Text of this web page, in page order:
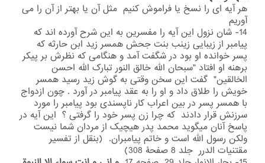
هر آیه ای را نسخ یا فراموش کنیم مثل آن یا بهتر از آن را می
آوریم
14- شان نزول این آیه را مفسرین به این شرح آورده اند که
پیامبر از زیبایی زینب بنت جحش همسر زید ابن حارثه که
پسر خوانده او بود در شگفت آمد و هنگامی که نظرش بر پیکر
برهنه او افتاد "سبحان الله خالق النور تبارک الله احسن
الخالقین" گفت این سخن وقتی به گوش زید رسید همسر
خویش را طلاق داد و او را به عقد پیامبر در آورد . چون ازدواج
با همسر پسر در بین اعراب کار ناپسندی بود پیامبر را مورد
سرزنش قرار دادند که چرا زن پسر خود را گرفتی ؟ این آیه در
پاسخ آنان میگوید محمد پدر هیچیک از مردان شما نیست
ولکن رسول الله است و خاتم پیامبران. (بنقل از تفسیر
مقتنیات الدرر جلد 8 صفحۀ 308)